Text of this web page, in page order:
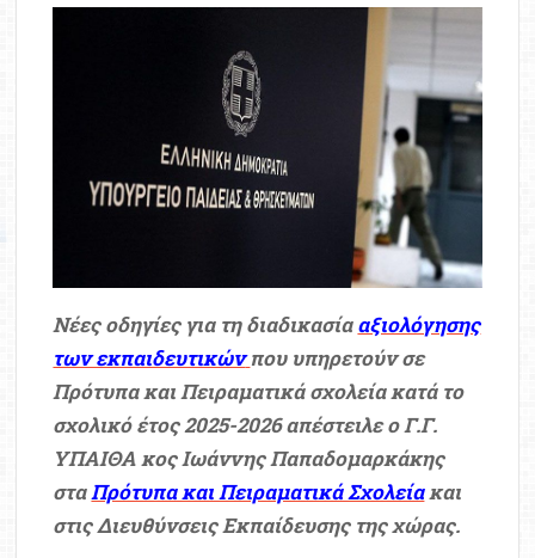
Νέες οδηγίες για τη διαδικασίααξιολόγησης
των εκπαιδευτικών που υπηρετούν σε
Πρότυπα και Πειραματικά σχολεία κατά το
σχολικό έτος 2025-2026 απέστειλε ο Γ.Γ.
ΥΠΑΙΘΑ κος Ιωάννης Παπαδομαρκάκης
σταΠρότυπα και Πειραματικά Σχολείακαι
στις Διευθύνσεις Εκπαίδευσης της χώρας.